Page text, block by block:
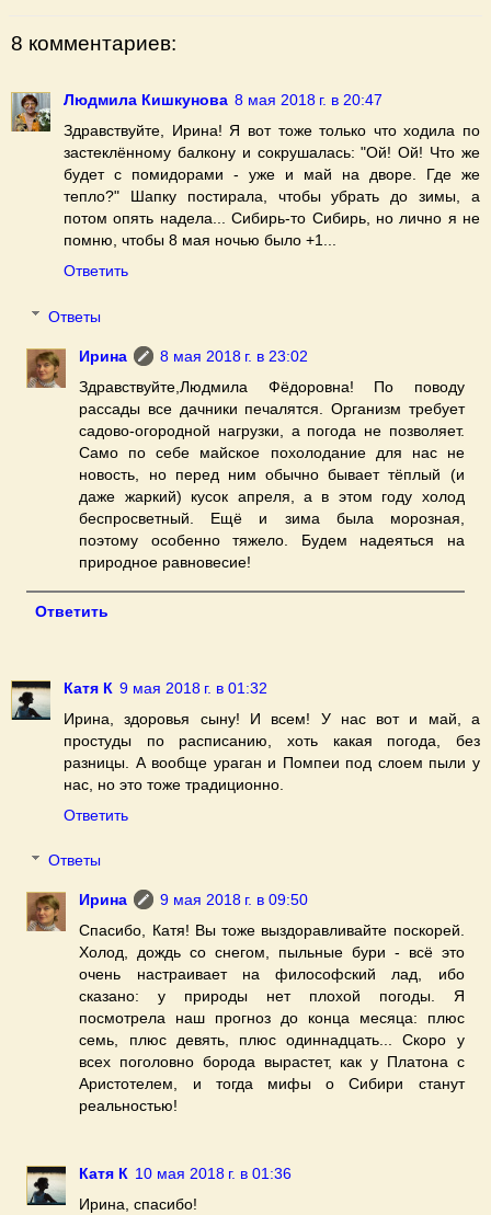
8 комментариев:
Людмила Кишкунова 8 мая 2018 г. в 20:47
Здравствуйте, Ирина! Я вот тоже только что ходила по
застеклённому балкону и сокрушалась: "Ой! Ой! Что же
будет с помидорами - уже и май на дворе. Где же
тепло?" Шапку постирала, чтобы убрать до зимы, а
потом опять надела... Сибирь-то Сибирь, но лично я не
помню, чтобы 8 мая ночью было +1...
Ответить
Ответы
Ирина
8 мая 2018 г. в 23:02
Здравствуйте,Людмила Фёдоровна! По поводу
рассады все дачники печалятся. Организм требует
садово-огородной нагрузки, а погода не позволяет.
Само по себе майское похолодание для нас не
новость, но перед ним обычно бывает тёплый (и
даже жаркий) кусок апреля, а в этом году холод
беспросветный. Ещё и зима была морозная,
поэтому особенно тяжело. Будем надеяться на
природное равновесие!
Ответить
Катя К 9 мая 2018 г. в 01:32
Ирина, здоровья сыну! И всем! У нас вот и май, а
простуды по расписанию, хоть какая погода, без
разницы. А вообще ураган и Помпеи под слоем пыли у
нас, но это тоже традиционно.
Ответить
Ответы
Ирина
9 мая 2018 г. в 09:50
Спасибо, Катя! Вы тоже выздоравливайте поскорей.
Холод, дождь со снегом, пыльные бури - всё это
очень настраивает на философский лад, ибо
сказано: у природы нет плохой погоды. Я
посмотрела наш прогноз до конца месяца: плюс
семь, плюс девять, плюс одиннадцать... Скоро у
всех поголовно борода вырастет, как у Платона с
Аристотелем, и тогда мифы о Сибири станут
реальностью!
Катя К 10 мая 2018 г. в 01:36
Ирина, спасибо!